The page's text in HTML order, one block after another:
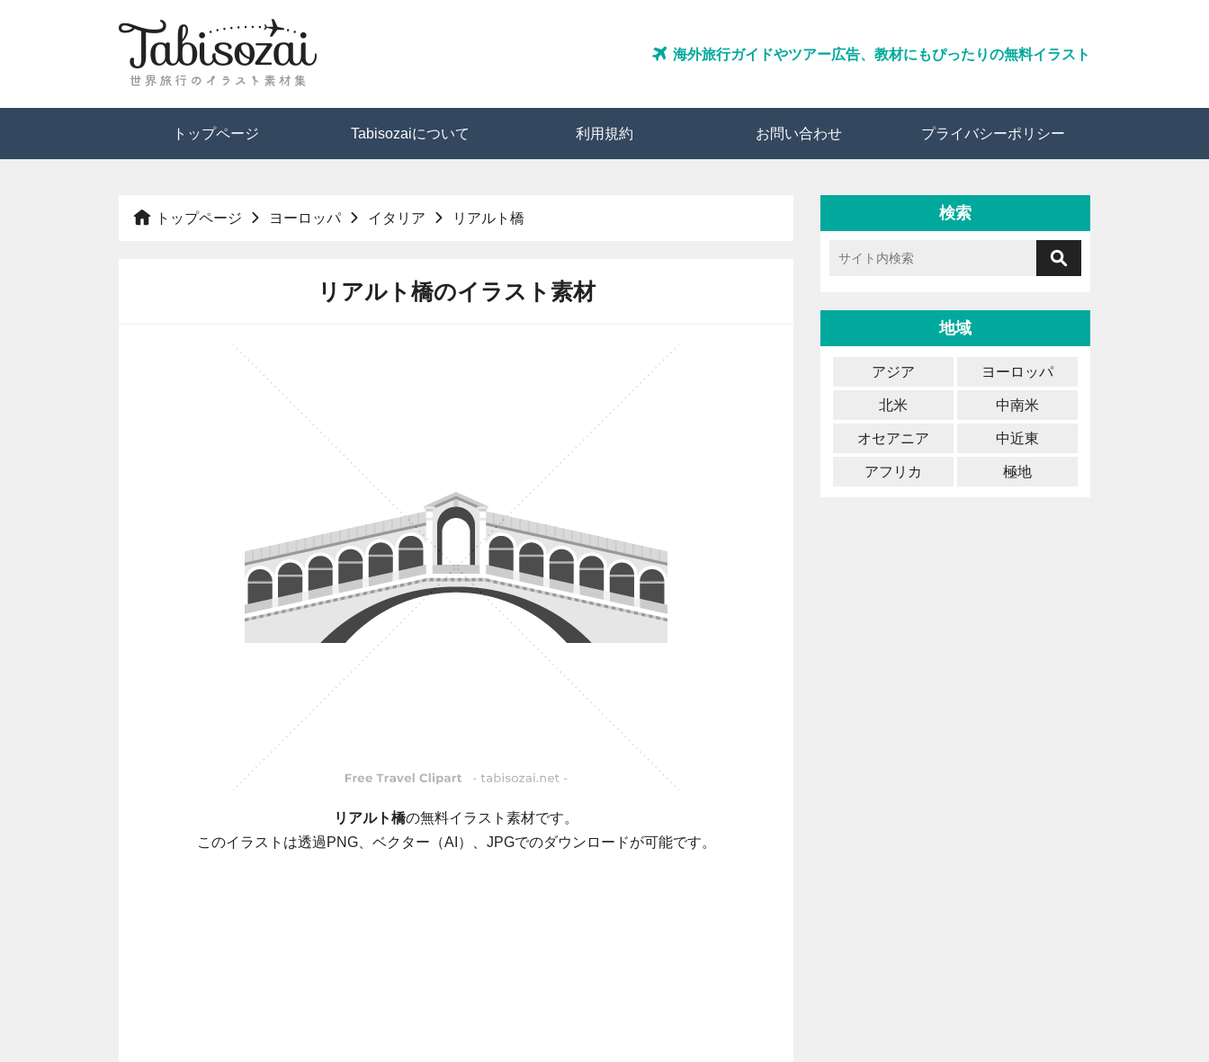
海外旅行ガイドやツアー広告、教材にもぴったりの無料イラスト
トップページ Tabisozaiについて 利用規約 お問い合わせ プライバシーポリシー
トップページ ヨーロッパ イタリア リアルト橋
リアルト橋のイラスト素材
リアルト橋の無料イラスト素材です。
このイラストは透過PNG、ベクター（AI）、JPGでのダウンロードが可能です。
検索
地域
アジア ヨーロッパ
北米 中南米
オセアニア 中近東
アフリカ 極地